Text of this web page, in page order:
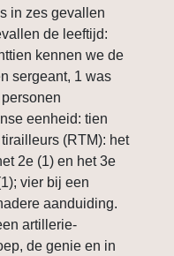
in zes gevallen
de leeftijd:
kennen we de
sergeant, 1 was
eenheid: tien
(RTM): het
2e (1) en het 3e
vier bij een
aanduiding.
artillerie-
de genie en in